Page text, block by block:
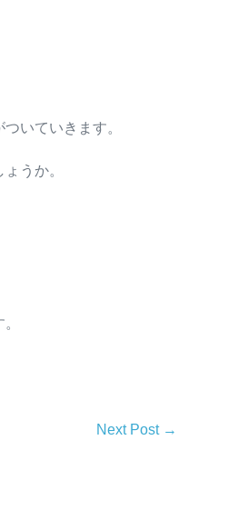
いていきます。
うか。
Next Post →